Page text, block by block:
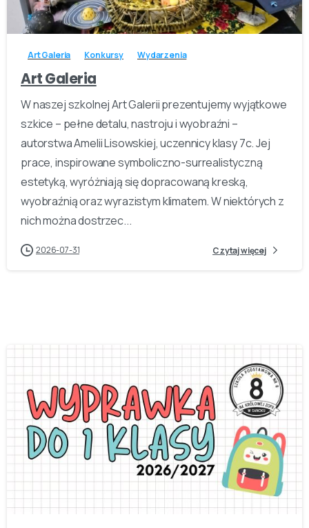
-
Art Galeria Konkursy Wydarzenia
Art Galeria
W naszej szkolnej Art Galerii prezentujemy wyjątkowe
szkice – pełne detalu, nastroju i wyobraźni –
autorstwa Amelii Lisowskiej, uczennicy klasy 7c. Jej
prace, inspirowane symboliczno-surrealistyczną
estetyką, wyróżniają się dopracowaną kreską,
wyobraźnią oraz wyrazistym klimatem. W niektórych z
nich można dostrzec...
2026-07-31 Czytaj więcej
-